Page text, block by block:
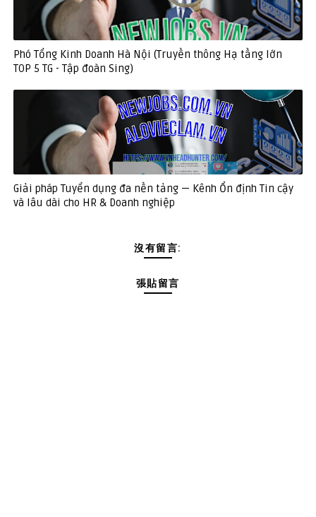
Phó Tổng Kinh Doanh Hà Nội (Truyền thông Hạ tầng lớn
TOP 5 TG - Tập đoàn Sing)
Giải pháp Tuyển dụng đa nền tảng — Kênh Ổn định Tin cậy
và lâu dài cho HR & Doanh nghiệp
沒有留言:
張貼留言